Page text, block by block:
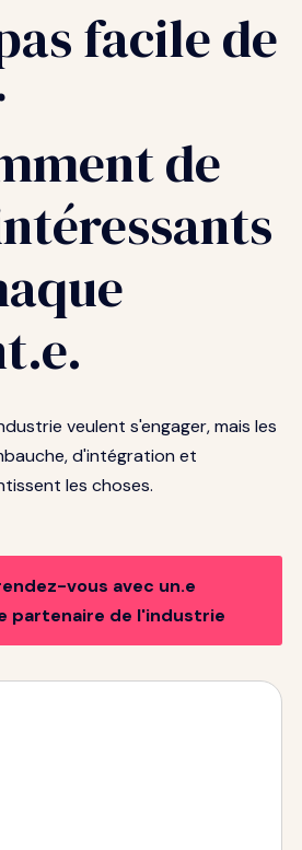
facile de
de
veulent s'engager, mais les
d'intégration et
les choses.
vous avec un.e
partenaire de l'industrie